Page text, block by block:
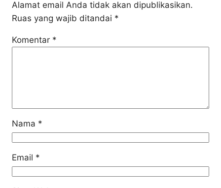
Alamat email Anda tidak akan dipublikasikan.
Ruas yang wajib ditandai *
Komentar *
Nama *
Email *